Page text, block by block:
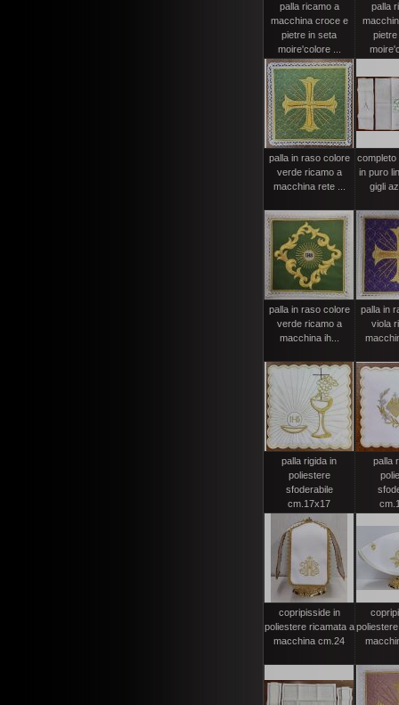
palla ricamo a
macchina croce e
pietre in seta
moire'colore ...
palla
palla in raso colore
verde ricamo a
macchina rete ...
completo
in puro
gigli
palla in raso colore
verde ricamo a
macchina ih...
palla in
viola
palla rigida in
poliestere
sfoderabile
cm.17x17
palla
copripisside in
poliestere ricamata a
macchina cm.24